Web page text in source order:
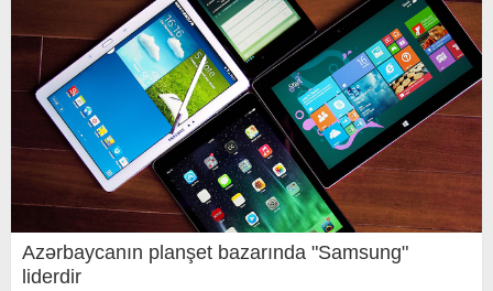
Azərbaycanın planşet bazarında "Samsung"
liderdir